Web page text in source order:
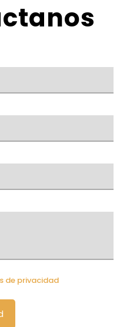
de privacidad